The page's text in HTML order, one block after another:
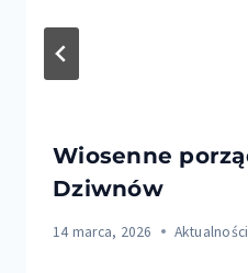
Wiosenne
Dziwnów
14 marca, 2026 Aktualności